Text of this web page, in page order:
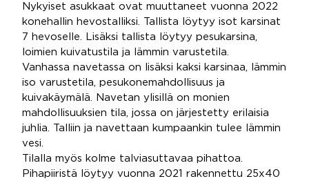
Nykyiset asukkaat ovat muuttaneet vuonna 2022
konehallin hevostalliksi. Tallista löytyy isot karsinat
7 hevoselle. Lisäksi tallista löytyy pesukarsina,
loimien kuivatustila ja lämmin varustetila.
Vanhassa navetassa on lisäksi kaksi karsinaa, lämmin
iso varustetila, pesukonemahdollisuus ja
kuivakäymälä. Navetan ylisillä on monien
mahdollisuuksien tila, jossa on järjestetty erilaisia
juhlia. Talliin ja navettaan kumpaankin tulee lämmin
vesi.
Tilalla myös kolme talviasuttavaa pihattoa.
Pihapiiristä löytyy vuonna 2021 rakennettu 25x40